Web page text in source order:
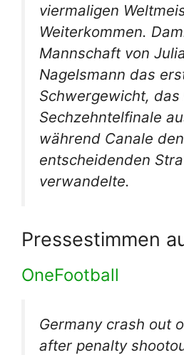
viermaligen
Weiterkommen.
Mannschaft von
Nagelsmann das
Schwergewicht,
Sechzehntelfinale
während Canale den
entscheidenden
verwandelte.
Pressestimmen
OneFootball
Germany crash out
after penalty